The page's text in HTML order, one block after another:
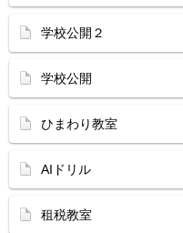
学校公開２
学校公開
ひまわり教室
AIドリル
租税教室